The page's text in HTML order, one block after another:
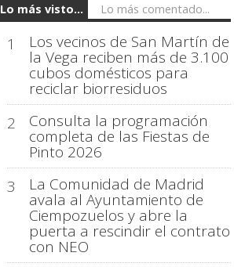
Lo más visto... Lo más comentado...
1 Los vecinos de San Martín de
la Vega reciben más de 3.100
cubos domésticos para
reciclar biorresiduos
2
Consulta la programación
completa de las Fiestas de
Pinto 2026
3
La Comunidad de Madrid
avala al Ayuntamiento de
Ciempozuelos y abre la
puerta a rescindir el contrato
con NEO